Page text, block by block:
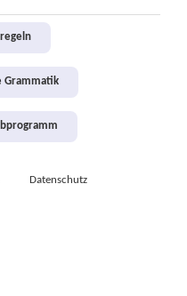
Grammatik
Datenschutz